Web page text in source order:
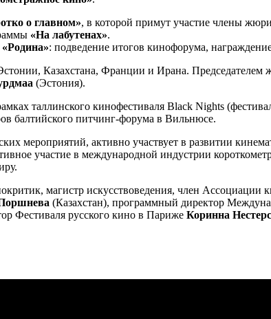
о главном», в которой примут участие члены
«На лабутенах».
: подведение итогов кинофорума,
Казахстана, Франции и Ирана.
(Эстония).
таллинского кинофестиваля Black Nights
балтийского питчинг-форума в Вильнюсе.
мероприятий, активно участвует в развитии
участие в международной индустрии
магистр искусствоведения, член
(Казахстан), программный директор
Фестиваля русского кино в Париже Коринна